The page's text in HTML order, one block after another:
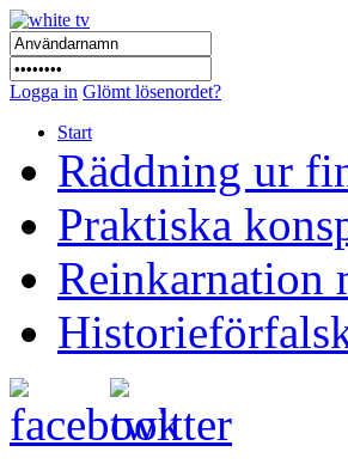
Logga in Glömt lösenordet?
Start
Räddning ur
Praktiska
Reinkarnation